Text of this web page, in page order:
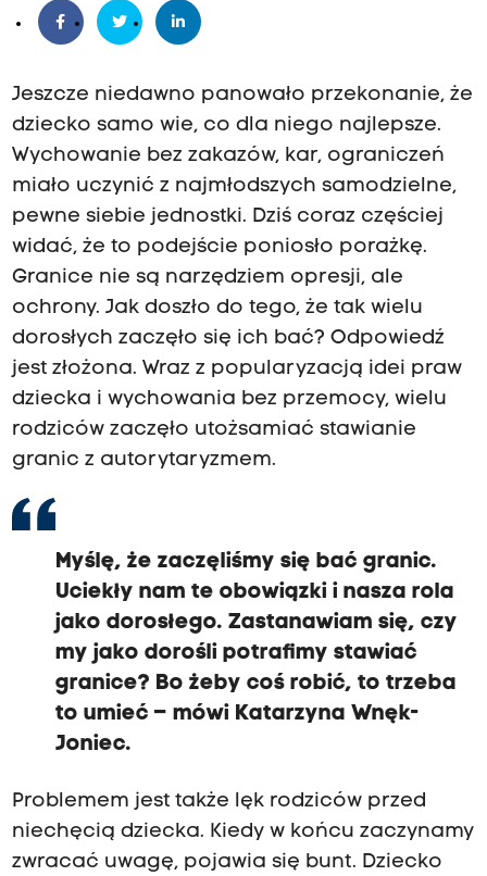
Jeszcze niedawno panowało przekonanie, że
dziecko samo wie, co dla niego najlepsze.
Wychowanie bez zakazów, kar, ograniczeń
miało uczynić z najmłodszych samodzielne,
pewne siebie jednostki. Dziś coraz częściej
widać, że to podejście poniosło porażkę.
Granice nie są narzędziem opresji, ale
ochrony. Jak doszło do tego, że tak wielu
dorosłych zaczęło się ich bać? Odpowiedź
jest złożona. Wraz z popularyzacją idei praw
dziecka i wychowania bez przemocy, wielu
rodziców zaczęło utożsamiać stawianie
granic z autorytaryzmem.
Myślę, że zaczęliśmy się bać granic.
Uciekły nam te obowiązki i nasza rola
jako dorosłego. Zastanawiam się, czy
my jako dorośli potrafimy stawiać
granice? Bo żeby coś robić, to trzeba
to umieć – mówi Katarzyna Wnęk-
Joniec.
Problemem jest także lęk rodziców przed
niechęcią dziecka. Kiedy w końcu zaczynamy
zwracać uwagę, pojawia się bunt. Dziecko